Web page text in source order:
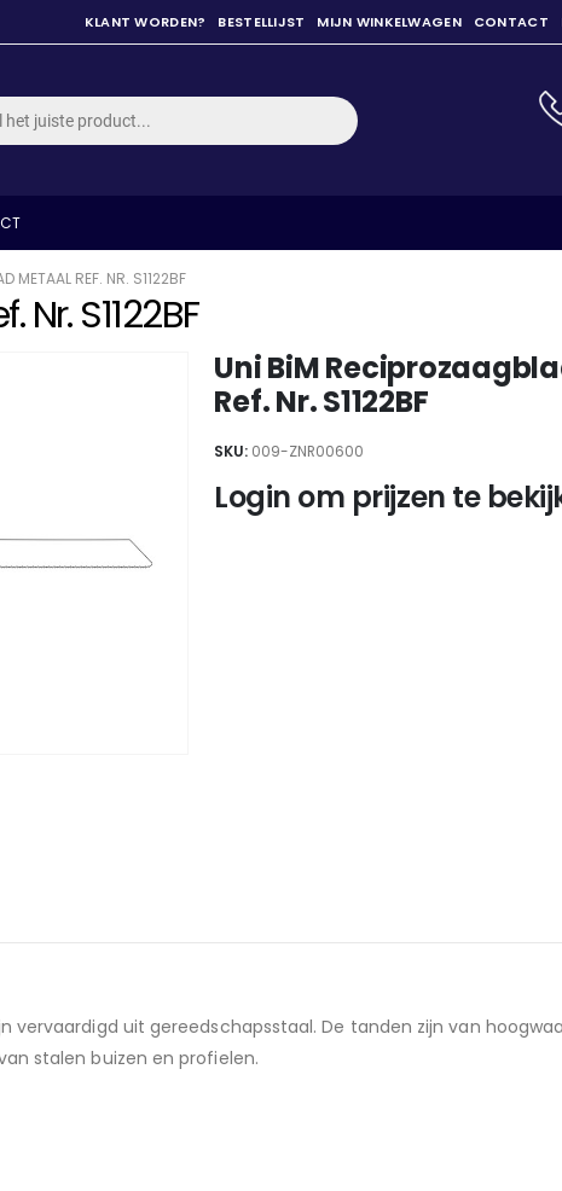
KLANT WORDEN? BESTELLIJST MIJN WINKELWAGEN CONTACT
METAAL REF. NR. S1122BF
S1122BF
Uni BiM
Ref. Nr. S1122BF
SKU: 009-ZNR00600
Login om prijzen te
vervaardigd uit gereedschapsstaal. De tanden zijn van
stalen buizen en profielen.